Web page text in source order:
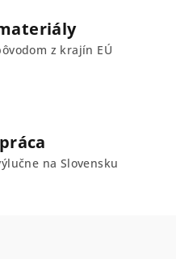
z krajín EÚ
na Slovensku